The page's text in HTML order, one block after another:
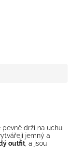
pevně drží na uchu
jemný a
outfit , a jsou